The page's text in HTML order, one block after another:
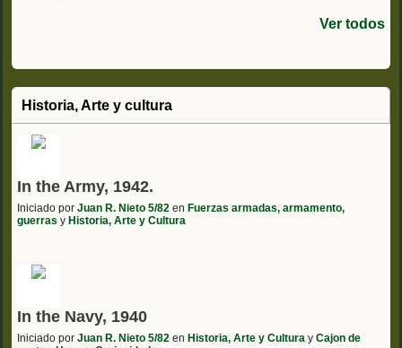
Ver todos
Historia, Arte y cultura
In the Army, 1942.
Iniciado por Juan R. Nieto 5/82 en Fuerzas armadas, armamento,
guerras y Historia, Arte y Cultura
In the Navy, 1940
Iniciado por Juan R. Nieto 5/82 en Historia, Arte y Cultura y Cajon de